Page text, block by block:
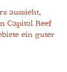
aussieht,
Capitol Reef
ein guter